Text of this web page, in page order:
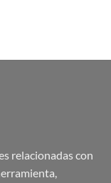
relacionadas con